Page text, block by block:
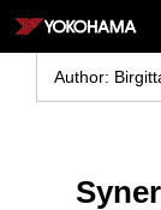
Skip
content
DE
Author: